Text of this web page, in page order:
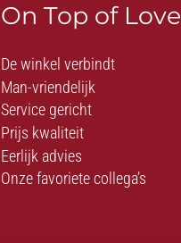
On Top of Love
De winkel verbindt
Man-vriendelijk
Service gericht
Prijs kwaliteit
Eerlijk advies
Onze favoriete collega’s